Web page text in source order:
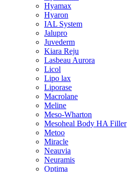
Hyamax
Hyaron
IAL System
Jalupro
Juvederm
Kiara Reju
Lasbeau Aurora
Licol
Lipo lax
Liporase
Macrolane
Meline
Meso-Wharton
Mesoheal Body HA Filler
Metoo
Miracle
Neauvia
Neuramis
Optima